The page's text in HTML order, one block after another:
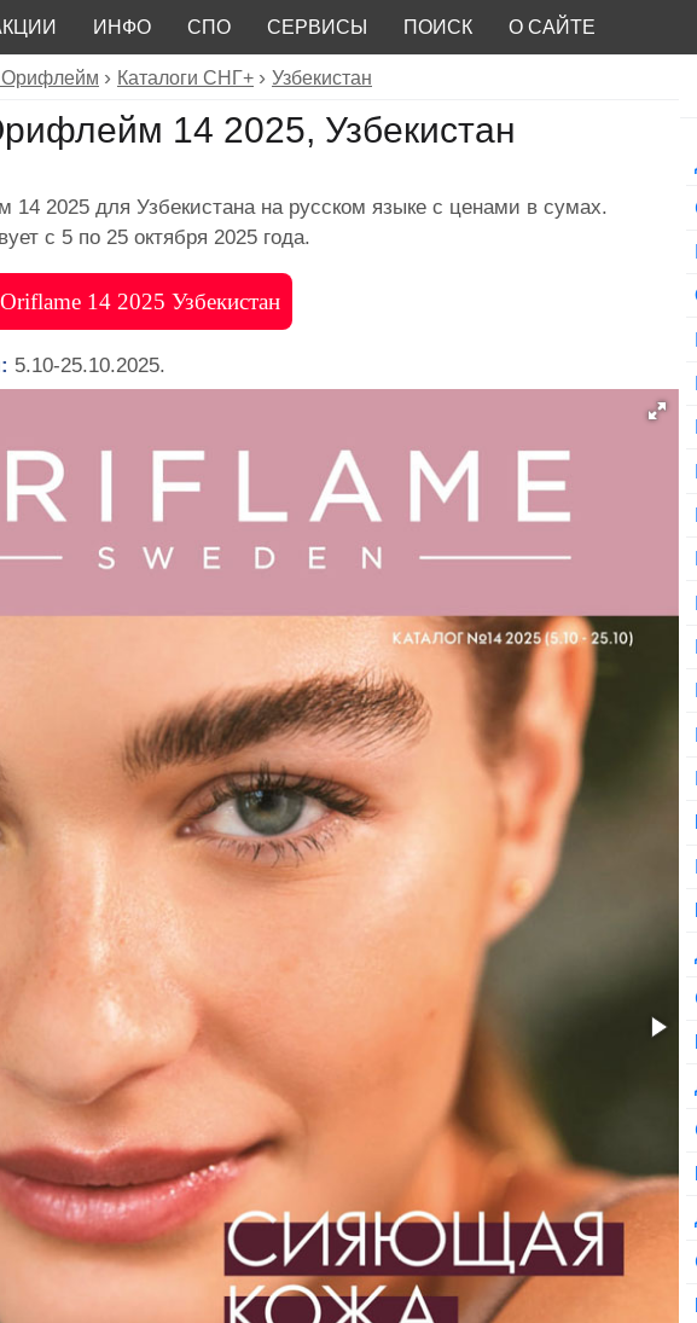
ИНФО СПО СЕРВИСЫ ПОИСК О САЙТЕ
Орифлейм Каталоги СНГ+ Узбекистан
14 2025, Узбекистан
14 2025 для Узбекистана на русском языке с ценами в сумах.
с 5 по 25 октября 2025 года.
14 2025 Узбекистан
5.10-25.10.2025.